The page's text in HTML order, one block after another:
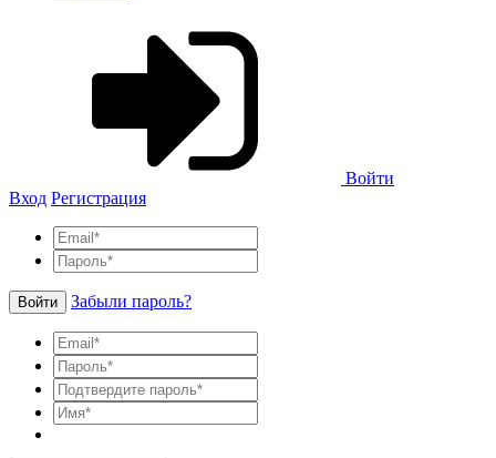
Войти
Вход Регистрация
Войти Забыли пароль?